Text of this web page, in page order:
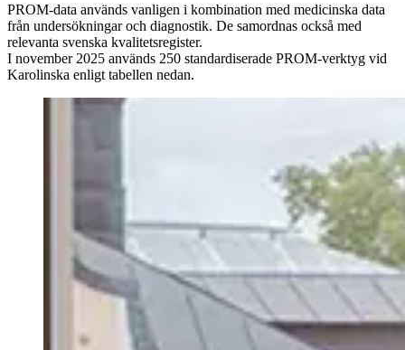
PROM-data används vanligen i kombination med medicinska data
från undersökningar och diagnostik. De samordnas också med
relevanta svenska kvalitetsregister.
I november 2025 används 250 standardiserade PROM-verktyg vid
Karolinska enligt tabellen nedan.